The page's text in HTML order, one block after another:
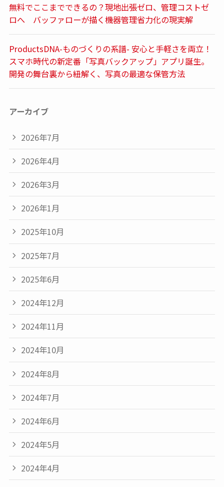
無料でここまでできるの？現地出張ゼロ、管理コストゼ
ロへ バッファローが描く機器管理省力化の現実解
ProductsDNA-ものづくりの系譜- 安心と手軽さを両立！
スマホ時代の新定番「写真バックアップ」アプリ誕生。
開発の舞台裏から紐解く、写真の最適な保管方法
アーカイブ
2026年7月
2026年4月
2026年3月
2026年1月
2025年10月
2025年7月
2025年6月
2024年12月
2024年11月
2024年10月
2024年8月
2024年7月
2024年6月
2024年5月
2024年4月